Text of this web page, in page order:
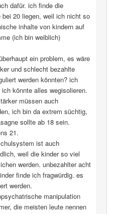
dafür. ich finde die
bei 20 liegen, weil ich nicht so
inhalte von kindern auf
(ich bin weiblich)
ein problem, es wäre
und schlecht bezahlte
werden könnten? ich
könnte alles wegisolieren.
müssen auch
ich bin da extrem süchtig,
sollte ab 18 sein.
21.
ist auch
weil die kinder so viel
werden. unbezahlter acht
finde ich fragwürdig. es
werden.
manipulation
die meisten leute nennen